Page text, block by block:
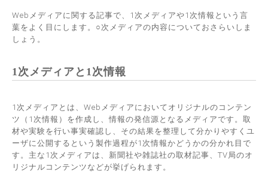
Webメディアに関する記事で、1次メディアや1次情報という言
葉をよく目にします。○次メディアの内容についておさらいしま
しょう。
1次メディアと1次情報
1次メディアとは、Webメディアにおいてオリジナルのコンテン
ツ（1次情報）を作成し、情報の発信源となるメディアです。取
材や実験を行い事実確認し、その結果を整理して分かりやすくユ
ーザに公開するという製作過程が1次情報かどうかの分かれ目で
す。主な1次メディアは、新聞社や雑誌社の取材記事、TV局のオ
リジナルコンテンツなどが挙げられます。